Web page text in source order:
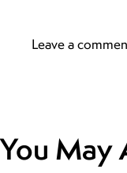
You May